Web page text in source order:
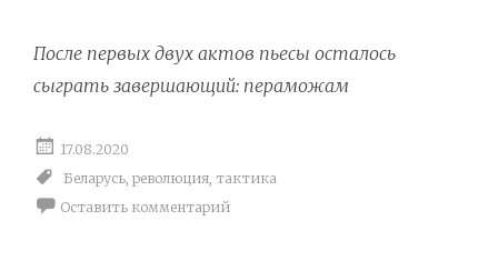
После первых двух актов пьесы осталось
сыграть завершающий: пераможам
17.08.2020
Беларусь, революция, тактика
Оставить комментарий